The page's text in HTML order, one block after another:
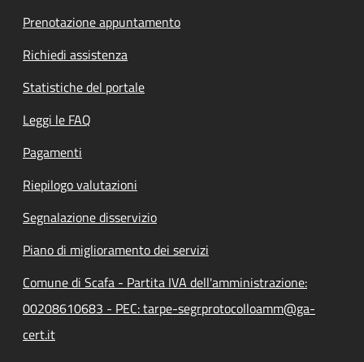
Prenotazione appuntamento
Richiedi assistenza
Statistiche del portale
Leggi le FAQ
Pagamenti
Riepilogo valutazioni
Segnalazione disservizio
Piano di miglioramento dei servizi
Comune di Scafa - Partita IVA dell'amministrazione:
00208610683 - PEC: tarpe-segrprotocolloamm@ga-
cert.it